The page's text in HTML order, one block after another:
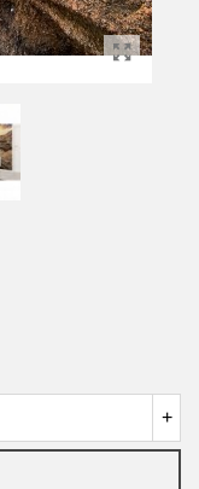
+